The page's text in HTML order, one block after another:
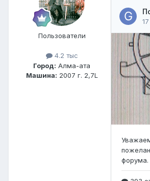
Пользователи
4.2 тыс
Город: Алма-ата
Машина: 2007 г. 2,7L